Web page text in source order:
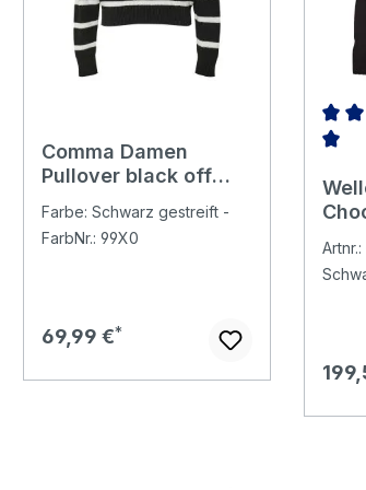
5 von 5 Sternen
Comma Damen
Pullover black off
Farbe: Schwarz gestreift -
FarbNr.: 99X0
Regulärer Preis:
69,99 €